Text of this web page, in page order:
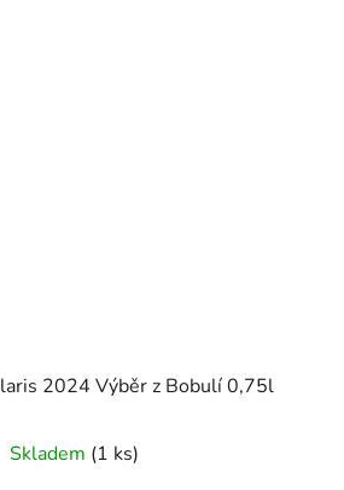
2024 Výběr z Bobulí 0,75l
Skladem (1 ks)